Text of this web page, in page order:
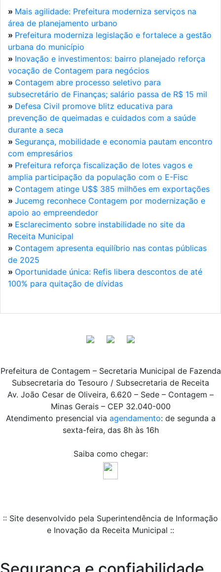
» Mais agilidade: Prefeitura moderniza serviços na
área de planejamento urbano
» Prefeitura moderniza legislação e fortalece a gestão
urbana do município
» Inovação e investimentos: bairro planejado reforça
vocação de Contagem para negócios
» Contagem abre processo seletivo para
subsecretário de Finanças; salário passa de R$ 15 mil
» Defesa Civil promove blitz educativa para
prevenção de queimadas e cuidados com a saúde
durante a seca
» Segurança, mobilidade e economia pautam encontro
com empresários
» Prefeitura reforça fiscalização de lotes vagos e
amplia participação da população com o E-Fisc
» Contagem atinge U$$ 385 milhões em exportações
» Jucemg reconhece Contagem por modernização e
apoio ao empreendedor
» Esclarecimento sobre instabilidade no site da
Receita Municipal
» Contagem apresenta equilíbrio nas contas públicas
de 2025
» Oportunidade única: Refis libera descontos de até
100% para quitação de dívidas
Prefeitura de Contagem – Secretaria Municipal de Fazenda
Subsecretaria do Tesouro / Subsecretaria de Receita
Av. João Cesar de Oliveira, 6.620 – Sede – Contagem –
Minas Gerais – CEP 32.040-000
Atendimento presencial via agendamento: de segunda a
sexta-feira, das 8h às 16h
Saiba como chegar:
:: Site desenvolvido pela Superintendência de Informação
e Inovação da Receita Municipal ::